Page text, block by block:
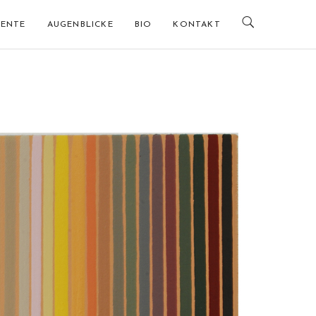
AUGENBLICKE BIO KONTAKT